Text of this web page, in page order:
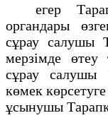
егер
органдары
сұрау салушы
мерзімде өтеу
сұрау салушы
көмек
ұсынушы